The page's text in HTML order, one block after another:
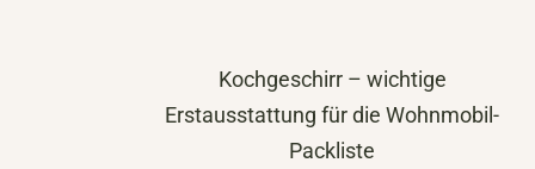
Kochgeschirr – wichtige
Erstausstattung für die Wohnmobil-
Packliste